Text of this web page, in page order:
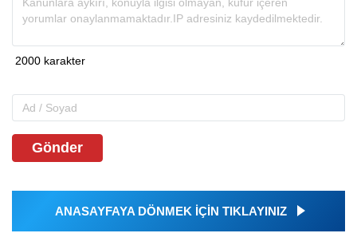
Gönder
ANASAYFAYA DÖNMEK İÇİN TIKLAYINIZ